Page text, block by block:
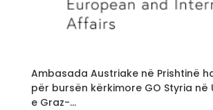
Ambasada Austriake në Prishtinë
për bursën kërkimore GO Styria në
e Graz-...